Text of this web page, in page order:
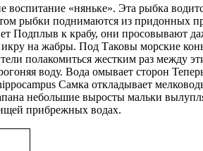
воспитание «няньке». Эта рыбка
рыбки поднимаются из придонных
Подплыв к крабу, они просовывают
на жабры. Под Таковы морские
полакомиться жестким раз между
воду. Вода омывает сторон
Самка откладывает
небольшие выростымальки
прибрежных водах.